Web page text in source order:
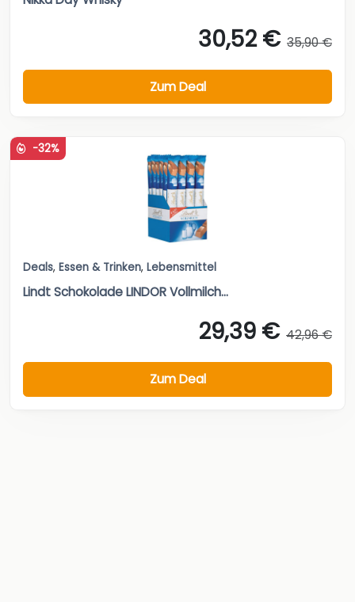
30,52 € 35,90 €
Zum Deal
-32%
Deals, Essen & Trinken, Lebensmittel
Lindt Schokolade LINDOR Vollmilch...
29,39 € 42,96 €
Zum Deal